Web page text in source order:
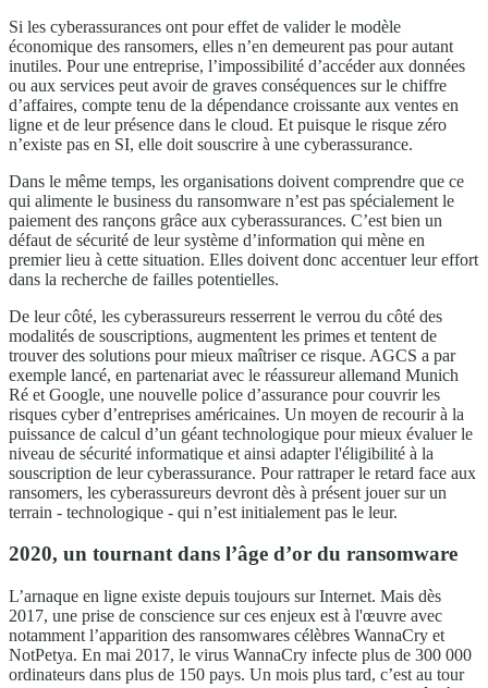
Si les cyberassurances ont pour effet de valider le modèle
économique des ransomers, elles n’en demeurent pas pour autant
inutiles. Pour une entreprise, l’impossibilité d’accéder aux données
ou aux services peut avoir de graves conséquences sur le chiffre
d’affaires, compte tenu de la dépendance croissante aux ventes en
ligne et de leur présence dans le cloud. Et puisque le risque zéro
n’existe pas en SI, elle doit souscrire à une cyberassurance.
Dans le même temps, les organisations doivent comprendre que ce
qui alimente le business du ransomware n’est pas spécialement le
paiement des rançons grâce aux cyberassurances. C’est bien un
défaut de sécurité de leur système d’information qui mène en
premier lieu à cette situation. Elles doivent donc accentuer leur effort
dans la recherche de failles potentielles.
De leur côté, les cyberassureurs resserrent le verrou du côté des
modalités de souscriptions, augmentent les primes et tentent de
trouver des solutions pour mieux maîtriser ce risque. AGCS a par
exemple lancé, en partenariat avec le réassureur allemand Munich
Ré et Google, une nouvelle police d’assurance pour couvrir les
risques cyber d’entreprises américaines. Un moyen de recourir à la
puissance de calcul d’un géant technologique pour mieux évaluer le
niveau de sécurité informatique et ainsi adapter l'éligibilité à la
souscription de leur cyberassurance. Pour rattraper le retard face aux
ransomers, les cyberassureurs devront dès à présent jouer sur un
terrain - technologique - qui n’est initialement pas le leur.
2020, un tournant dans l’âge d’or du ransomware
L’arnaque en ligne existe depuis toujours sur Internet. Mais dès
2017, une prise de conscience sur ces enjeux est à l'œuvre avec
notamment l’apparition des ransomwares célèbres WannaCry et
NotPetya. En mai 2017, le virus WannaCry infecte plus de 300 000
ordinateurs dans plus de 150 pays. Un mois plus tard, c’est au tour